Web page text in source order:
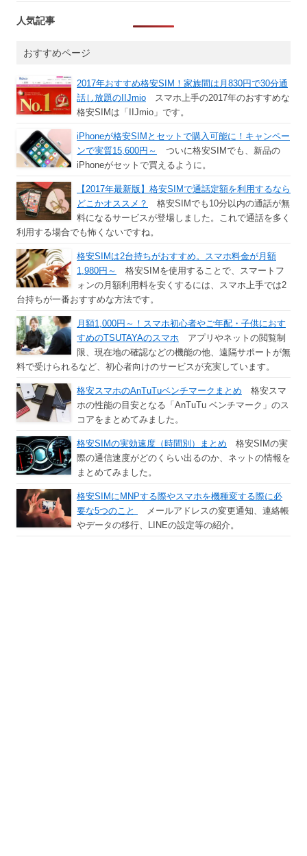
人気記事
おすすめページ
2017年おすすめ格安SIM！家族間は月830円で30分通
話し放題のIIJmio スマホ上手の2017年のおすすめな
格安SIMは「IIJmio」です。
iPhoneが格安SIMとセットで購入可能に！キャンペー
ンで実質15,600円～
ついに格安SIMでも、新品の
iPhoneがセットで買えるように。
【2017年最新版】格安SIMで通話定額を利用するなら
どこかオススメ？
格安SIMでも10分以内の通話が無
料になるサービスが登場しました。これで通話を多く
利用する場合でも怖くないですね。
格安SIMは2台持ちがおすすめ。スマホ料金が月額
1,980円～
格安SIMを使用することで、スマートフ
ォンの月額利用料を安くするには、スマホ上手では2
台持ちが一番おすすめな方法です。
月額1,000円～！スマホ初心者やご年配・子供におす
すめのTSUTAYAのスマホ アプリやネットの閲覧制
限、現在地の確認などの機能の他、遠隔サポートが無
料で受けられるなど、初心者向けのサービスが充実しています。
格安スマホのAnTuTuベンチマークまとめ 格安スマ
ホの性能の目安となる「AnTuTu ベンチマーク」のス
コアをまとめてみました。
格安SIMの実効速度（時間別）まとめ 格安SIMの実
際の通信速度がどのくらい出るのか、ネットの情報を
まとめてみました。
格安SIMにMNPする際やスマホを機種変する際に必
要な5つのこと
メールアドレスの変更通知、連絡帳
やデータの移行、LINEの設定等の紹介。